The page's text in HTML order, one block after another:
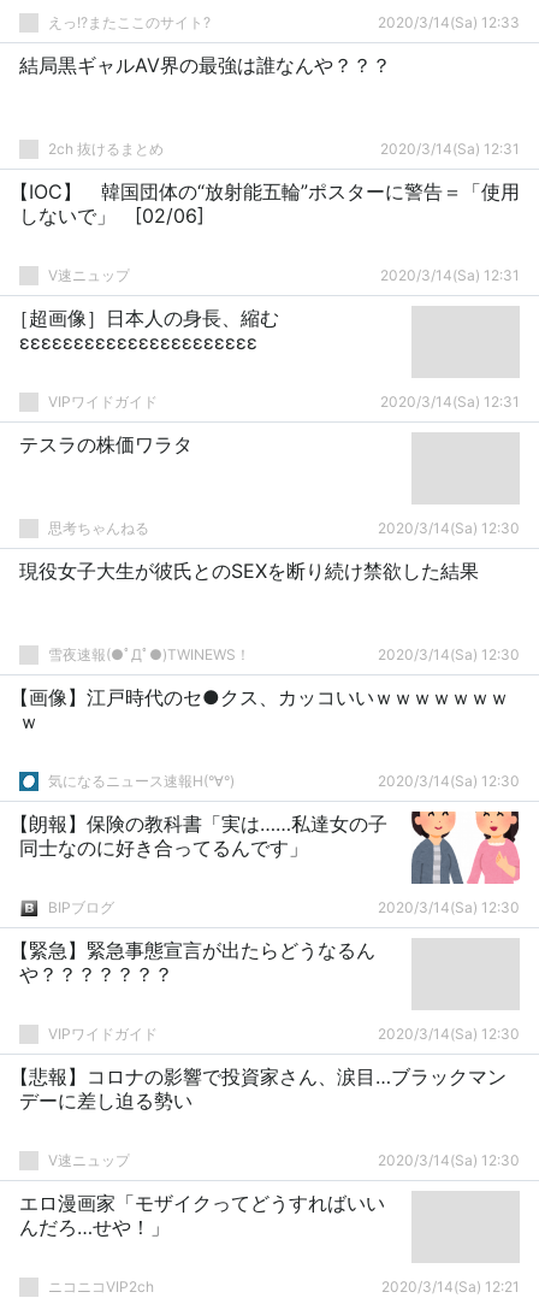
えっ!?またここのサイト? 2020/3/14(Sa) 12:33
結局黒ギャルAV界の最強は誰なんや？？？
2ch 抜けるまとめ 2020/3/14(Sa) 12:31
【IOC】 韓国団体の“放射能五輪”ポスターに警告＝「使用
しないで」 [02/06]
V速ニュップ 2020/3/14(Sa) 12:31
［超画像］日本人の身長、縮む
εεεεεεεεεεεεεεεεεεεεεε
VIPワイドガイド 2020/3/14(Sa) 12:31
テスラの株価ワラタ
思考ちゃんねる 2020/3/14(Sa) 12:30
現役女子大生が彼氏とのSEXを断り続け禁欲した結果
雪夜速報(●ﾟДﾟ●)TWINEWS！ 2020/3/14(Sa) 12:30
【画像】江戸時代のセ●クス、カッコいいｗｗｗｗｗｗｗ
ｗ
気になるニュース速報H(°∀°) 2020/3/14(Sa) 12:30
【朗報】保険の教科書「実は……私達女の子
同士なのに好き合ってるんです」
BIPブログ 2020/3/14(Sa) 12:30
【緊急】緊急事態宣言が出たらどうなるん
や？？？？？？？
VIPワイドガイド 2020/3/14(Sa) 12:30
【悲報】コロナの影響で投資家さん、涙目…ブラックマン
デーに差し迫る勢い
V速ニュップ 2020/3/14(Sa) 12:30
エロ漫画家「モザイクってどうすればいい
んだろ…せや！」
ニコニコVIP2ch 2020/3/14(Sa) 12:21